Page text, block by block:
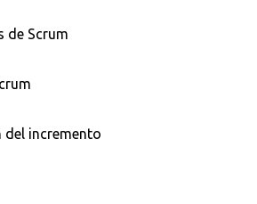
de Scrum
del incremento